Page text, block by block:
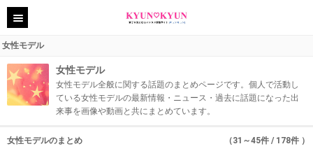
女性モデル
女性モデル
女性モデル全般に関する話題のまとめページです。個人で活動し
ている女性モデルの最新情報・ニュース・過去に話題になった出
来事を画像や動画と共にまとめています。
女性モデルのまとめ （31～45件 / 178件 ）